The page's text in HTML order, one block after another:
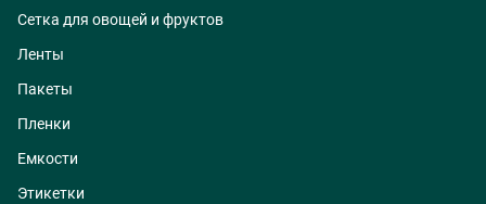
Сетка для овощей и фруктов
Ленты
Пакеты
Пленки
Емкости
Этикетки